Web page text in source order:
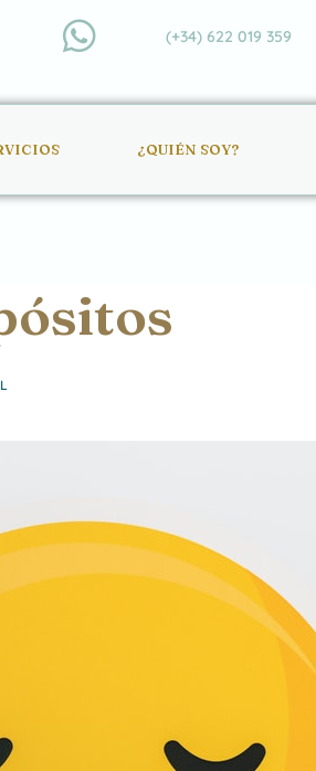
(+34) 622 019 359
¿QUIÉN SOY?